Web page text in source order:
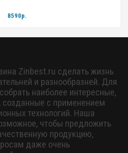
8590р.
Zinbest.ru сделать жизнь
и разнообразней. Для
наиболее интересные,
созданные с применением
технологий. Наша
чтобы предложить
продукцию,
даже очень